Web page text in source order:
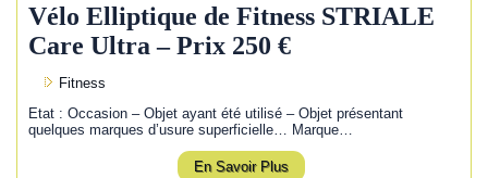
Vélo Elliptique de Fitness STRIALE
Care Ultra – Prix 250 €
Fitness
Etat : Occasion – Objet ayant été utilisé – Objet présentant
quelques marques d’usure superficielle… Marque…
En Savoir Plus